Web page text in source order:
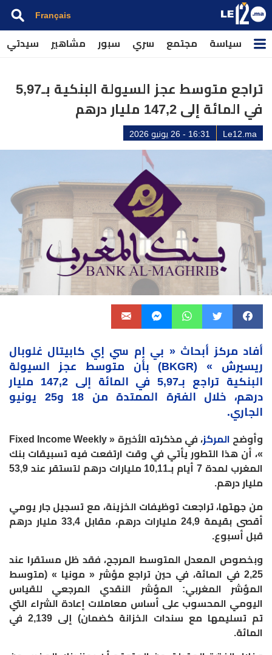
Français
سياسة مجتمع سري سبور مشاهير سيدتي
تراجع متوسط عجز السيولة البنكية بـ5,97
في المائة إلى 147,2 مليار درهم
Le12.ma 16:31 - 26 يونيو 2026
أفاد مركز أبحاث « بي إم سي إي كابيتال غلوبال
ريسيرش » (BKGR) بأن متوسط
عجز السيولة
البنكية تراجع بـ5,97 في المائة إلى 147,2 مليار
درهم، خلال الفترة الممتدة من 18 و25 يونيو
الجاري.
وأوضح المركز
، في مذكرته الأخيرة « Fixed Income Weekly
»، أن هذا التطور يأتي في وقت ارتفعت فيه تسبيقات بنك
المغرب لمدة 7 أيام بـ10,11 مليارات درهم لتستقر عند 53,9
مليار درهم.
من جهتها، تراجعت توظيفات الخزينة، مع تسجيل جار يومي
أقصى بقيمة 24,9 مليارات درهم، مقابل 33,4 مليار درهم
قبل أسبوع.
وبخصوص المعدل المتوسط المرجح، فقد ظل مستقرا عند
2,25 في المائة، في حين تراجع مؤشر « مونيا » (متوسط
المؤشر المغربي: المؤشر النقدي المرجعي للقياس
اليومي المحسوب على أساس معاملات إعادة الشراء التي
تم تسليمها مع سندات الخزانة كضمان) إلى 2,139 في
المائة.